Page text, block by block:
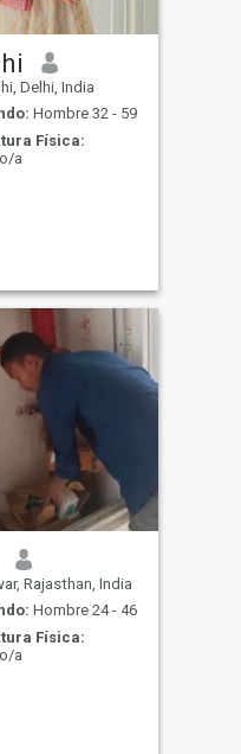
Delhi, India
Hombre 32 - 59
Física:
a
Rajasthan, India
Hombre 24 - 46
Física:
a